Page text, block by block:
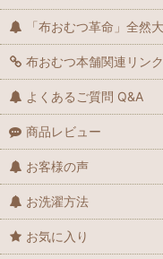
「布おむつ革命」全然
布おむつ本舗関連リン
よくあるご質問 Q&A
商品レビュー
お客様の声
お洗濯方法
お気に入り